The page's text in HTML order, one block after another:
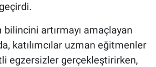
bilincini artırmayı amaçlayan
katılımcılar uzman eğitmenler
egzersizler gerçekleştirirken,